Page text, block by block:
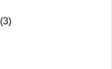
(3)